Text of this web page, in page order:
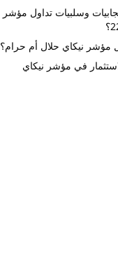
وسلبيات تداول مؤشر
مؤشر نيكاي حلال أم حرام؟
في مؤشر نيكاي